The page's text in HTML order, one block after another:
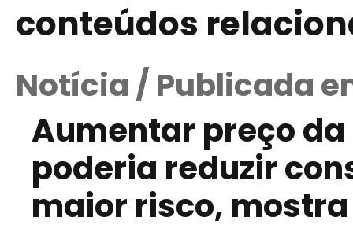
conteúdos
Notícia / Publicada
Aumentar preço
poderia reduzir
maior risco,